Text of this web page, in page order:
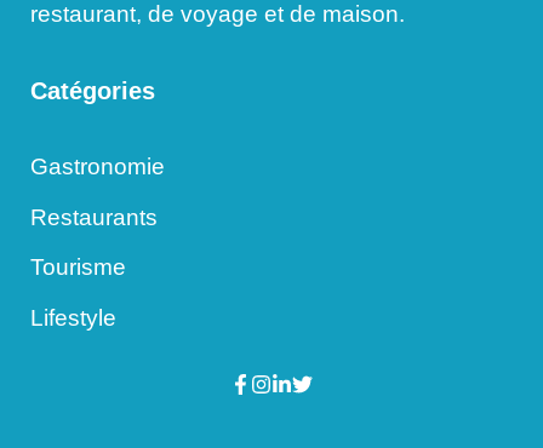
restaurant, de voyage et de maison.
Catégories
Gastronomie
Restaurants
Tourisme
Lifestyle